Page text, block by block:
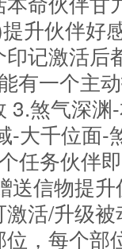
升伙伴好
记激活后
有一个主
3.煞气深
-大千位面
任务伙伴
送信物提
活/升级
，每个